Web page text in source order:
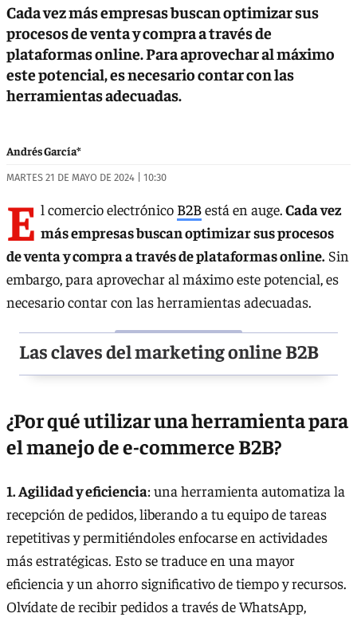
Cada vez más empresas buscan optimizar sus
procesos de venta y compra a través de
plataformas online. Para aprovechar al máximo
este potencial, es necesario contar con las
herramientas adecuadas.
Andrés García*
MARTES 21 DE MAYO DE 2024 | 10:30
E l comercio electrónico B2Bestá en auge.Cada vez
más empresas buscan optimizar sus procesos
de venta y compra a través de plataformas online. Sin
embargo, para aprovechar al máximo este potencial, es
necesario contar con las herramientas adecuadas.
Las claves del marketing online B2B
¿Por qué utilizar una herramienta para
el manejo de e-commerce B2B?
1. Agilidad y eficiencia: una herramienta automatiza la
recepción de pedidos, liberando a tu equipo de tareas
repetitivas y permitiéndoles enfocarse en actividades
más estratégicas. Esto se traduce en una mayor
eficiencia y un ahorro significativo de tiempo y recursos.
Olvídate de recibir pedidos a través de WhatsApp,